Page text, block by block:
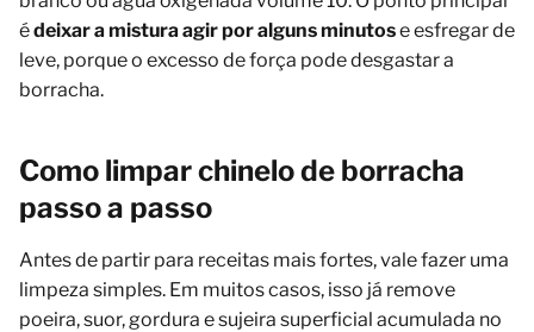
édeixar a mistura agir por alguns minutose esfregar de
leve, porque o excesso de força pode desgastar a
borracha.
Como limpar chinelo de borracha
passo a passo
Antes de partir para receitas mais fortes, vale fazer uma
limpeza simples. Em muitos casos, isso já remove
poeira, suor, gordura e sujeira superficial acumulada no